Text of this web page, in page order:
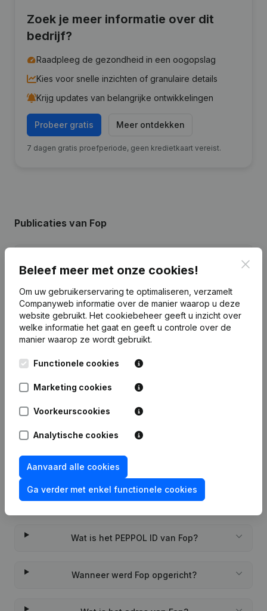
Zoek je meer informatie over dit
bedrijf?
Raadpleeg de gezondheid in een oogopslag
Kies voor snelle inzichten of granulaire details
Krijg updates van belangrijke ontwikkelingen
Probeer gratis Meer ontdekken
7 dagen gratis proefperiode, geen kredietkaart vereist.
Publicaties van Fop
30-01-2026 Maatschappelijke Zetel
16-05-2024 Wijziging(en) Statuten
07-05-2024 Maatschappelijke Zetel
02-03-2023
Rechtspersoon, Opening Bijkantoor,
Veelgestelde vragen
Wat is het btw-nummer van Fop?
Wat is het PEPPOL ID van Fop?
Wanneer werd Fop opgericht?
Beleef meer met onze cookies!
Om uw gebruikerservaring te optimaliseren, verzamelt
Companyweb informatie over de manier waarop u deze
website gebruikt. Het cookiebeheer geeft u inzicht over
welke informatie het gaat en geeft u controle over de
manier waarop ze wordt gebruikt.
Functionele cookies
Marketing cookies
Voorkeurscookies
Analytische cookies
Aanvaard alle cookies
Ga verder met enkel functionele cookies